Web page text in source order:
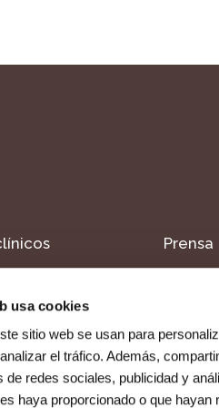
usa cookies
sitio web se usan para
el tráfico. Además,
de redes sociales, publicidad y
haya proporcionado o que
Prensa
legal